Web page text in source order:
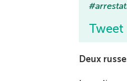
Tweet
Deux